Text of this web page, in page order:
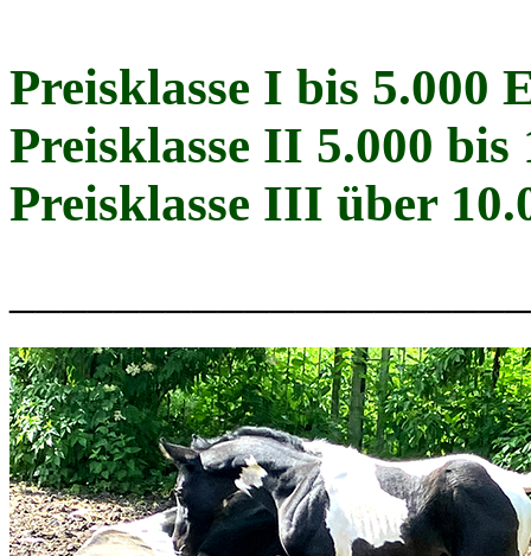
Preisklasse I bis 5.000
Preisklasse II 5.000 bis
Preisklasse III über